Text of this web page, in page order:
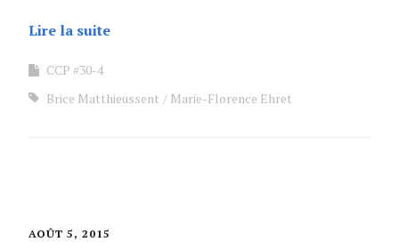
Lire la suite
CCP #30-4
Brice Matthieussent
Marie-Florence Ehret
AOÛT 5, 2015